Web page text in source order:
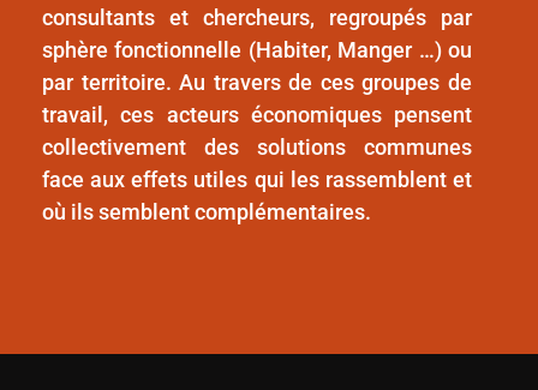
consultants et chercheurs, regroupés par
sphère fonctionnelle (Habiter, Manger …) ou
par territoire. Au travers de ces groupes de
travail, ces acteurs économiques pensent
collectivement des solutions communes
face aux effets utiles qui les rassemblent et
où ils semblent complémentaires.